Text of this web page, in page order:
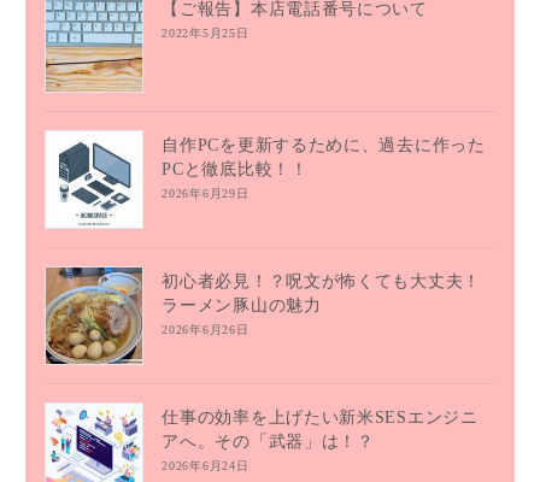
【ご報告】本店電話番号について
2022年5月25日
自作PCを更新するために、過去に作った
PCと徹底比較！！
2026年6月29日
初心者必見！？呪文が怖くても大丈夫！
ラーメン豚山の魅力
2026年6月26日
仕事の効率を上げたい新米SESエンジニ
アへ。その「武器」は！？
2026年6月24日